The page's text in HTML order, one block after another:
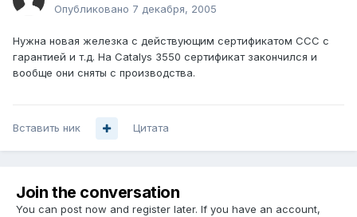
Опубликовано 7 декабря, 2005
Нужна новая железка с действующим сертификатом ССС с
гарантией и т.д. На Catalys 3550 сертификат закончился и
вообще они сняты с производства.
Вставить ник Цитата
Join the conversation
You can post now and register later. If you have an account,